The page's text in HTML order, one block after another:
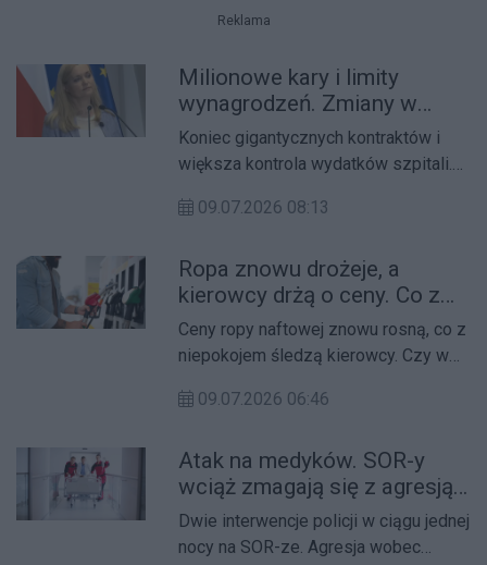
Reklama
Milionowe kary i limity
wynagrodzeń. Zmiany w
ochronie zdrowia
Koniec gigantycznych kontraktów i
większa kontrola wydatków szpitali.
reformę ochrony zdrowia, która może
09.07.2026 08:13
Ropa znowu drożeje, a
kierowcy drżą o ceny. Co z
CPN?
Ceny ropy naftowej znowu rosną, co z
niepokojem śledzą kierowcy. Czy w
Odpowiada minister energii Miłosz
09.07.2026 06:46
Atak na medyków. SOR-y
wciąż zmagają się z agresją
pacjentów
Dwie interwencje policji w ciągu jednej
nocy na SOR-ze. Agresja wobec